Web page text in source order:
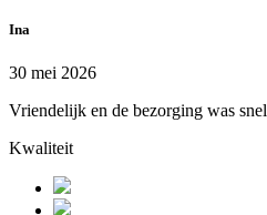
Ina
30 mei 2026
Vriendelijk en de bezorging was snel
Kwaliteit